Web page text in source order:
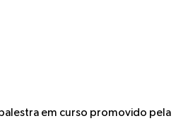
em curso promovido pela